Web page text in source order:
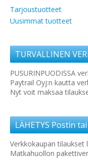
Tarjoustuotteet
Uusimmat tuotteet
TURVALLINEN
PUSURINPUODISSA
Paytrail Oyj:n kautta
Nyt voit maksaa
LÄHETYS Postin
Verkkokaupan
Matkahuollon